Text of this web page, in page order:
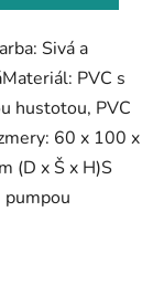
Sivá a
PVC s
hustotou, PVC
60 x 100 x
(D x Š x H)S
pumpou